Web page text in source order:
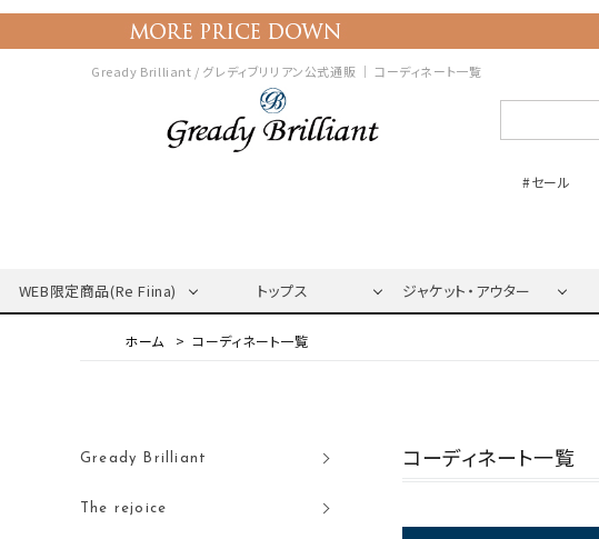
Gready Brilliant / グレディブリリアン公式通販 ｜ コーディネート一覧
#セール
WEB限定商品(Re Fiina) トップス ジャケット・アウター
コーディネート一覧
Gready Brilliant
The rejoice
コーディネート一覧